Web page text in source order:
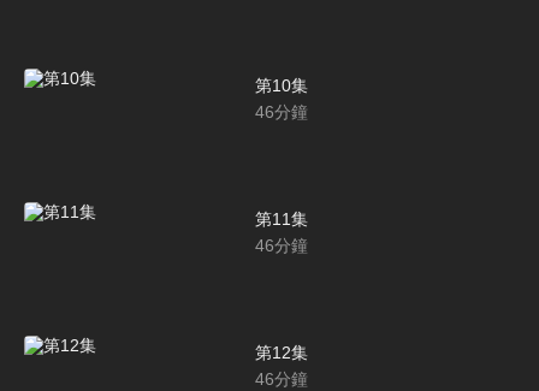
第10集
46分鐘
第11集
46分鐘
第12集
46分鐘